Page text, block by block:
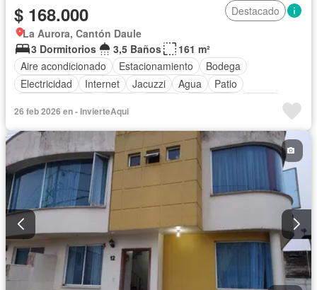
$ 168.000
Destacado
La Aurora, Cantón Daule
3 Dormitorios
3,5 Baños
161 m²
Aire acondicionado
Estacionamiento
Bodega
Electricidad
Internet Jacuzzi Agua
Patio
Cancha de tenis
Sin amoblar
26 feb 2026 en - InvierteAqui